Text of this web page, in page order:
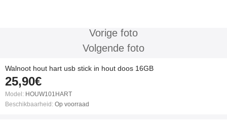
Vorige foto
Volgende foto
Walnoot hout hart usb stick in hout doos 16GB
25,90€
Model: HOUW101HART
Beschikbaarheid: Op voorraad